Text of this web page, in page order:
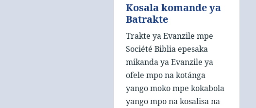
Kosala komande ya
Batrakte
Trakte ya Evanzile mpe
Société Biblia epesaka
mikanda ya Evanzile ya
ofele mpo na kotánga
yango moko mpe kokabola
yango mpo na kosalisa na